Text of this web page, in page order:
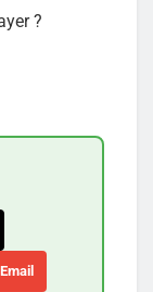
?
Email